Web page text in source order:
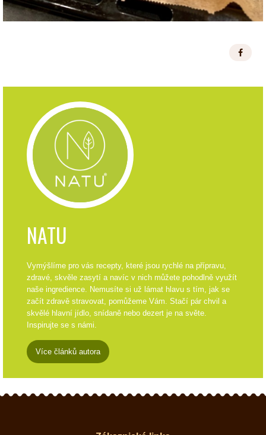
NATU
Vymýšlíme pro vás recepty, které jsou rychlé na přípravu,
zdravé, skvěle zasytí a navíc v nich můžete pohodlně využít
naše ingredience. Nemusíte si už lámat hlavu s tím, jak se
začít zdravě stravovat, pomůžeme Vám. Stačí pár chvil a
skvělé hlavní jídlo, snídaně nebo dezert je na světe.
Inspirujte se s námi.
Více článků autora